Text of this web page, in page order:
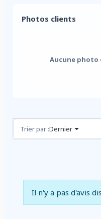
Photos clients
Aucune photo
Avis (0)
Trier par :Dernier
Il n'y a pas d'avis